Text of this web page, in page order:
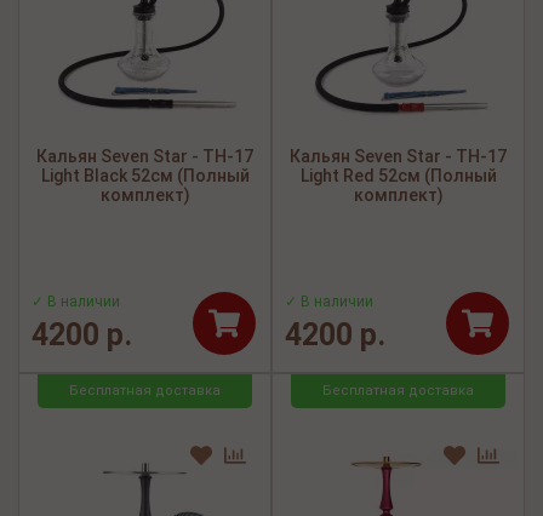
Кальян Seven Star - TH-17
Light Black 52см (Полный
комплект)
✓ В наличии
4200 р.
Кальян Seven Star - TH-17
Light Red 52см (Полный
комплект)
✓ В наличии
4200 р.
Бесплатная доставка Бесплатная доставка